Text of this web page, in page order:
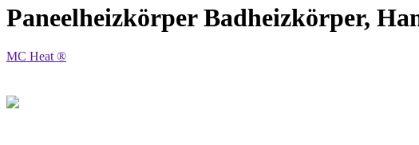
Paneelheizkörper Badheizkörper,
MC Heat ®